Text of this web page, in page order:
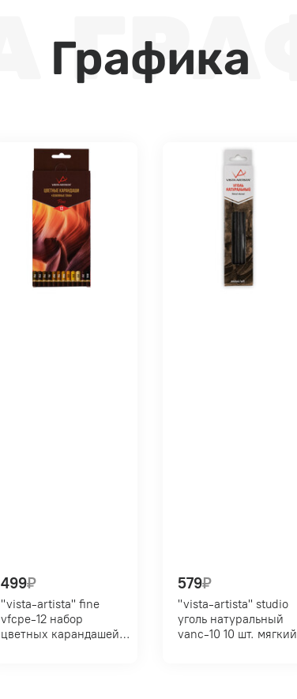
Графика
499₽
"vista-artista" fine
vfcpe-12 набор
цветных карандашей
579₽
"vista-artista" studio
уголь натуральный
vanc-10 10 шт. мягкий